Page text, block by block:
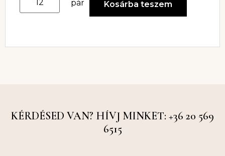
pár Kosárba teszem
KÉRDÉSED VAN? HÍVJ MINKET: +36 20 569
6515